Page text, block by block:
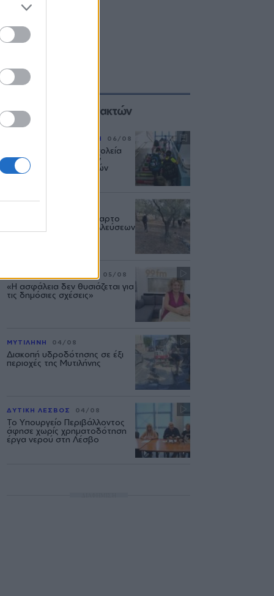
Επιλογές των Συντακτών
ΕΚΠΑΙΔΕΥΣΗ 06/08
Η επόμενη μέρα στα σχολεία
της Μυτιλήνης μετά την
κατάργηση των σχολικών
επιτροπών
Έτσι χάθηκε το ένα τέταρτο
των αγροτικών εκμεταλλεύσεων
του Βορείου Αιγαίου
05/08
«Η ασφάλεια δεν θυσιάζεται για
τις δημόσιες σχέσεις»
ΜΥΤΙΛΗΝΗ 04/08
Διακοπή υδροδότησης σε έξι
περιοχές της Μυτιλήνης
ΔΥΤΙΚΗ ΛΕΣΒΟΣ 04/08
Το Υπουργείο Περιβάλλοντος
άφησε χωρίς χρηματοδότηση
έργα νερού στη Λέσβο